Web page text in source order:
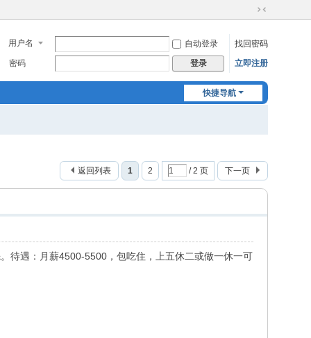
切
到
窄
用户名 自动登录
找回密码
密码
登录 立即注册
快捷导航
1 2 / 2 页 下一页
返回列表
待遇：月薪4500-5500，包吃住，上五休二或做一休一可